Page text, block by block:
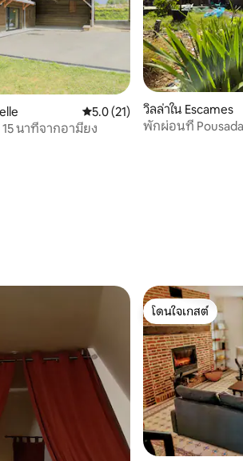
คะแนนเฉลี่ย 5.0 จาก 5, 21 รีวิว
5.0 (21)
นาทีจากอามียง
วิลล่าใน Escames
พักผ่อนที่
โดนใจเกสต์
โดนใจเกสต์